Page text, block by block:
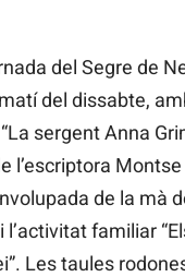
del Segre de
del dissabte,
sergent Anna
l’escriptora
de la mà
l’activitat familiar
Les taules